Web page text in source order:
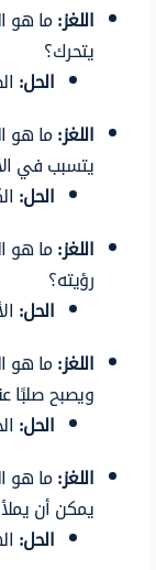
اللغز:ما هو
يتحرك؟
الحل:
اللغز:ما هو
يتسبب في
الحل:
اللغز:ما هو
رؤيته؟
الحل:
اللغز:ما هو
ويصبح صلبًا
الحل:
اللغز:ما هو
يمكن أن يملأ
الحل: